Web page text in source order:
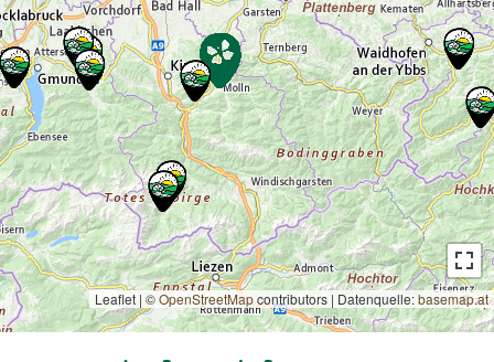
Leaflet | ©OpenStreetMapcontributors | Datenquelle:basemap.at